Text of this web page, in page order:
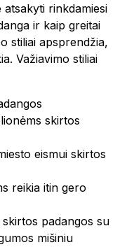
rinkdamiesi
ir kaip greitai
stiliai apsprendžia,
Važiavimo stiliai
skirtos
eismui skirtos
reikia itin gero
padangos su
mišiniu